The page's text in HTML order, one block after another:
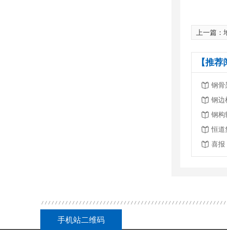
上一篇：
【推
钢骨
钢边
钢构
手机站二维码